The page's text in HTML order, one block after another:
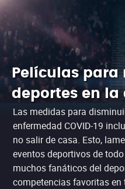
Películas
deportes en
Las medidas para
enfermedad COVID-19
no salir de casa. Esto,
eventos deportivos de
muchos fanáticos del
competencias favoritas en